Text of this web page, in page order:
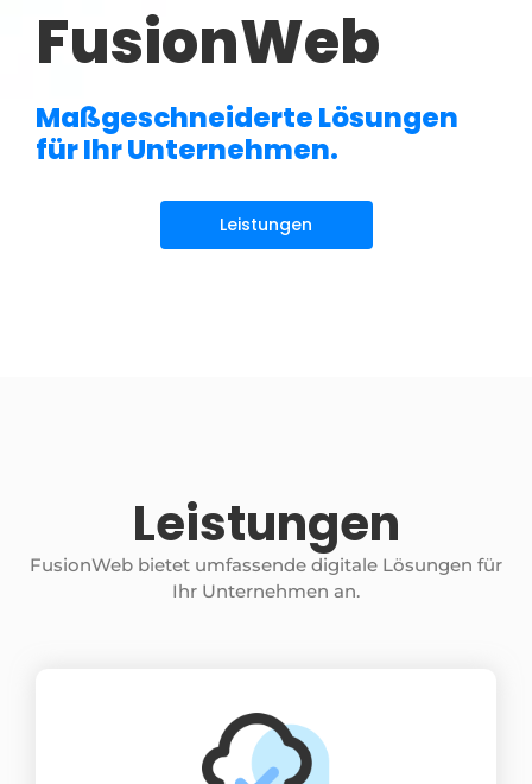
FusionWeb
Maßgeschneiderte Lösungen
für Ihr Unternehmen.
Leistungen
Leistungen
FusionWeb bietet umfassende digitale Lösungen für
Ihr Unternehmen an.